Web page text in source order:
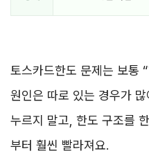
토스카드한도 문제는 보통
원인은 따로 있는 경우가
누르지 말고, 한도 구조를
부터 훨씬 빨라져요.